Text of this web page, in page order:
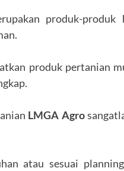
produk-produk
produk pertanian
LMGA Agro
atau sesuai